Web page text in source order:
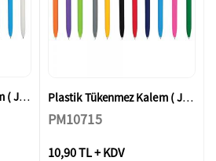
Plastik Tükenmez Kalem ( Jel Refil ) Plastik Tükenmez Kalem ( Jel Refil )
PM10715
10,90 TL + KDV